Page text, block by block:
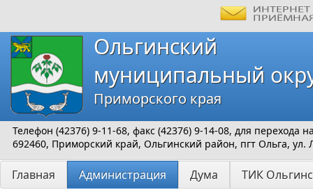
Ольгинский
муниципальный
Приморского края
Телефон (42376) 9-11-68, факс (42376) 9-14-08, для перехода
692460, Приморский край, Ольгинский район, пгт Ольга, ул.
Главная Администрация Дума ТИК